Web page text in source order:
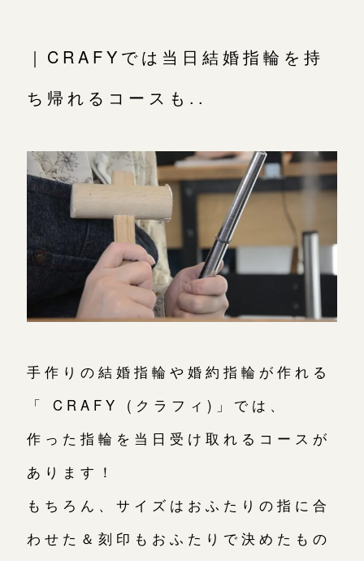
｜CRAFYでは当日結婚指輪を持
ち帰れるコースも..
手作りの結婚指輪や婚約指輪が作れる
「 CRAFY (クラフィ)」では、
作った指輪を当日受け取れるコースが
あります！
もちろん、サイズはおふたりの指に合
わせた＆刻印もおふたりで決めたもの